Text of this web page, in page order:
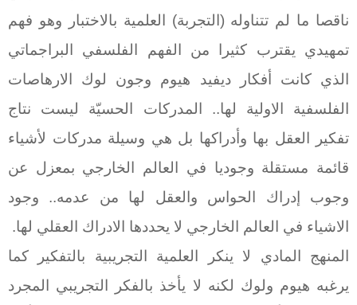
ناقصا ما لم تتناوله (التجربة) العلمية بالاختبار وهو فهم
تمهيدي يقترب كثيرا من الفهم الفلسفي البراجماتي
الذي كانت أفكار ديفيد هيوم وجون لوك الارهاصات
الفلسفية الاولية لها.. المدركات الحسيّة ليست نتاج
تفكير العقل بها وأدراكها بل هي وسيلة مدركات لأشياء
قائمة مستقلة وجوديا في العالم الخارجي بمعزل عن
وجوب إدراك الحواس والعقل لها من عدمه.. وجود
الاشياء في العالم الخارجي لا يحددها الادراك العقلي لها.
المنهج المادي لا ينكر العلمية التجريبية بالتفكير كما
يرغبه هيوم ولوك لكنه لا يأخذ بالفكر التجريبي المجرد